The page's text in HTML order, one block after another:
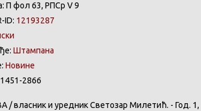
П фол 63, РПСр V 9
ID: 12193287
Штампана
Новине
1451-2866
/власники уредникСветозар Милетић. - Год. 1,